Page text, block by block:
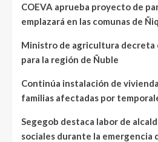
COEVA aprueba proyecto de
emplazará en las comunas de
Ministro de agricultura decreta
para la región de Ñuble
Continúa instalación de
familias afectadas por
Segegob destaca labor de
sociales durante la emergencia